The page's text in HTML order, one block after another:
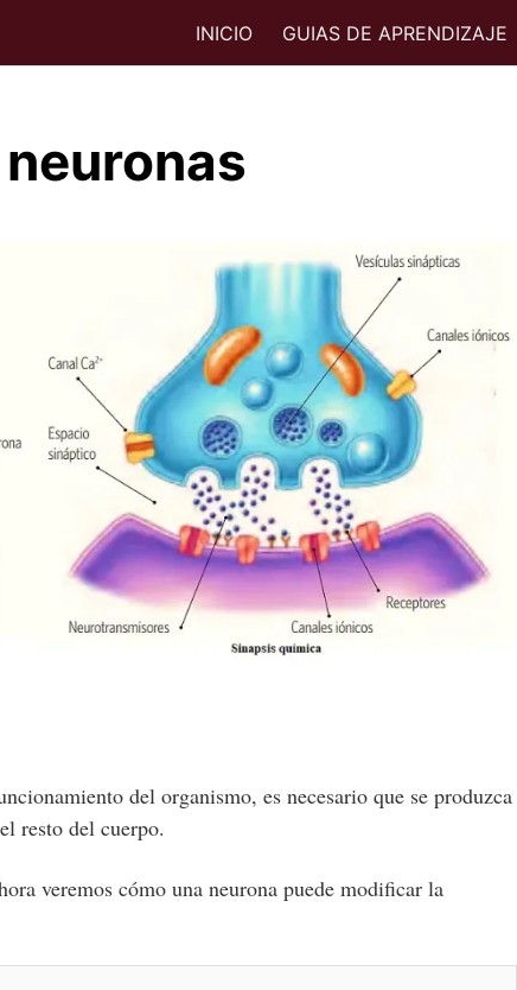
INICIO GUIAS DE APRENDIZAJE
del organismo, es necesario que se produzca
resto del cuerpo.
veremos cómo una neurona puede modificar la